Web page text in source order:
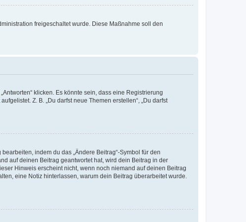
freigeschaltet wurde. Diese Maßnahme soll den
klicken. Es könnte sein, dass eine Registrierung
Z. B. „Du darfst neue Themen erstellen“, „Du darfst
indem du das „Ändere Beitrag“-Symbol für den
auf deinen Beitrag geantwortet hat, wird dein Beitrag in der
Hinweis erscheint nicht, wenn noch niemand auf deinen Beitrag
eine Notiz hinterlassen, warum dein Beitrag überarbeitet wurde.